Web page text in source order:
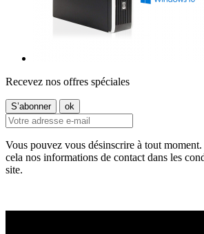
Recevez nos offres spéciales
Vous pouvez vous désinscrire à tout
cela nos informations de contact dans les
site.